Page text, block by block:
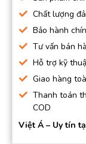
Chất lượng
Bảo hành
Tư vấn bán
Hỗ trợ kỹ
Giao hàng
Thanh toán
COD
Việt Á – Uy tín